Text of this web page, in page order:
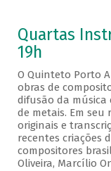
Quartas
19h
O Quinteto Porto
obras de
difusão da
de metais. Em
originais e
recentes criações
compositores
Oliveira, Marcílio